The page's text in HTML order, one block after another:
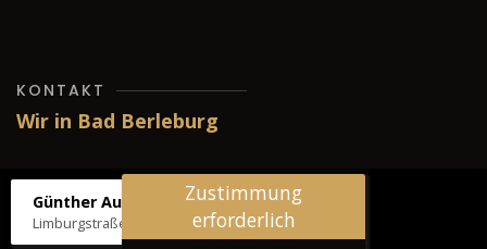
KONTAKT
Wir in Bad Berleburg
Günther Autos & Service
Limburgstraße 39, 57319 Bad Berleburg
Zustimmung
erforderlich